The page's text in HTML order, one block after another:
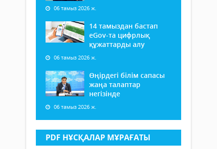
06 тамыз 2026 ж.
14 тамыздан бастап
еGov-та цифрлық
құжаттарды алу
06 тамыз 2026 ж.
Өңірдегі білім сапасы
жаңа талаптар
негізінде
06 тамыз 2026 ж.
PDF НҰСҚАЛАР МҰРАҒАТЫ